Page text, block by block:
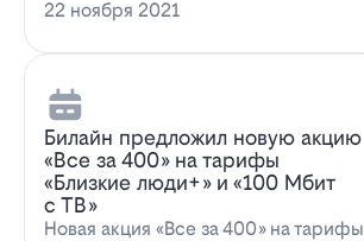
с ТВ»Билайн пред…
22 ноября 2021
Билайн предложил новую акцию
«Все за 400» на тарифы
«Близкие люди+» и «100 Мбит
с ТВ»
Новая акция «Все за 400» на тарифы